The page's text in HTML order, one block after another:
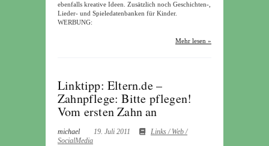
ebenfalls kreative Ideen. Zusätzlich noch Geschichten-,
Lieder- und Spieledatenbanken für Kinder.
WERBUNG:
Mehr lesen »
Linktipp: Eltern.de –
Zahnpflege: Bitte pflegen!
Vom ersten Zahn an
michael 19. Juli 2011
Links / Web /
SocialMedia